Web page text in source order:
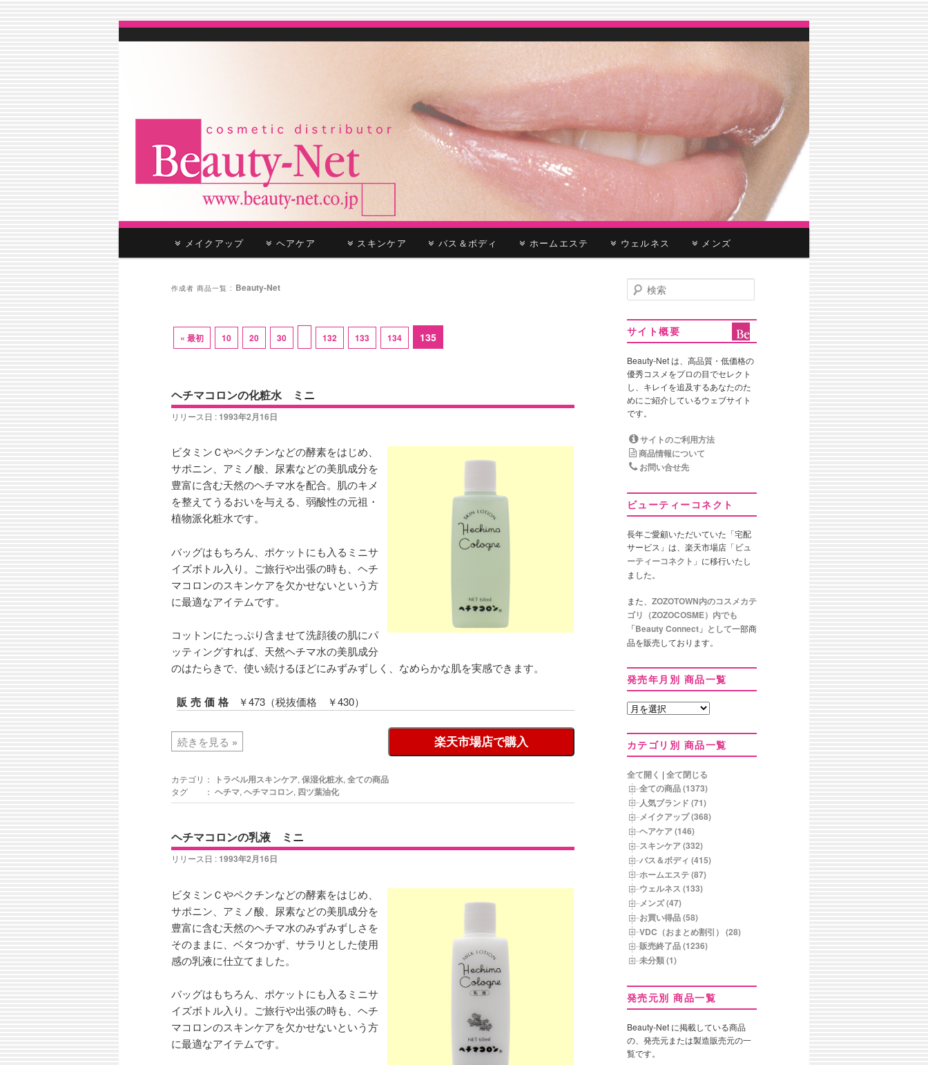
cosmetic distributor
メ
コ
テ
ン
ツ
へ
移
動
サ
ン
ン
ツ
へ
移
動
メイクアップ ヘアケア スキンケア バス＆ボディ ホームエステ ウェルネス メンズ
作成者 商品一覧 : Beauty-Net
« 最初 10 20 30 132 133 134 135
ヘチマコロンの化粧水 ミニ
リリース日 : 1993年2月16日
ビタミンＣやペクチンなどの酵素をはじめ、
サポニン、アミノ酸、尿素などの美肌成分を
豊富に含む天然のヘチマ水を配合。肌のキメ
を整えてうるおいを与える、弱酸性の元祖・
植物派化粧水です。
バッグはもちろん、ポケットにも入るミニサ
イズボトル入り。ご旅行や出張の時も、ヘチ
マコロンのスキンケアを欠かせないという方
に最適なアイテムです。
コットンにたっぷり含ませて洗顔後の肌にパ
ッティングすれば、天然ヘチマ水の美肌成分
のはたらきで、使い続けるほどにみずみずしく、なめらかな肌を実感できます。
販売価格 ￥473（税抜価格 ￥430）
楽天市場店で購入
続きを見る »
カテゴリ： トラベル用スキンケア, 保湿化粧水, 全ての商品
タグ ： ヘチマ, ヘチマコロン, 四ツ葉油化
ヘチマコロンの乳液 ミニ
リリース日 : 1993年2月16日
ビタミンＣやペクチンなどの酵素をはじめ、
サポニン、アミノ酸、尿素などの美肌成分を
豊富に含む天然のヘチマ水のみずみずしさを
そのままに、ベタつかず、サラリとした使用
感の乳液に仕立てました。
バッグはもちろん、ポケットにも入るミニサ
イズボトル入り。ご旅行や出張の時も、ヘチ
マコロンのスキンケアを欠かせないという方
に最適なアイテムです。
検
索
サイト概要
Beauty-Net は、高品質・低価格の
優秀コスメをプロの目でセレクト
し、キレイを追及するあなたのた
めにご紹介しているウェブサイト
です。
サイトのご利用方法
商品情報について
お問い合せ先
ビューティーコネクト
長年ご愛顧いただいていた「宅配
サービス」は、楽天市場店「ビュ
ーティーコネクト 」に移行いたし
ました。
また、 ZOZOTOWN内のコスメカテ
ゴリ（ZOZOCOSME）内でも
「Beauty Connect」として一部商
品を販売しております。
発売年月別 商品一覧
発
年
月
別
商
品
一
覧
カテゴリ別 商品一覧
全て開く | 全て閉じる
全ての商品 (1373)
人気ブランド (71)
メイクアップ (368)
ヘアケア (146)
スキンケア (332)
バス＆ボディ (415)
ホームエステ (87)
ウェルネス (133)
メンズ (47)
お買い得品 (58)
VDC（おまとめ割引） (28)
販売終了品 (1236)
未分類 (1)
発売元別 商品一覧
Beauty-Net に掲載している商品
の、発売元または製造販売元の一
覧です。